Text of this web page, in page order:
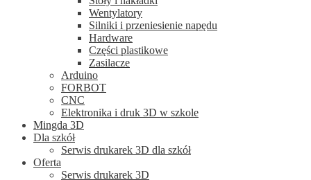
Wentylatory
Silniki i przeniesienie napędu
Hardware
Części plastikowe
Zasilacze
Arduino
FORBOT
CNC
Elektronika i druk 3D w szkole
Mingda 3D
Dla szkół
Serwis drukarek 3D dla szkół
Oferta
Serwis drukarek 3D